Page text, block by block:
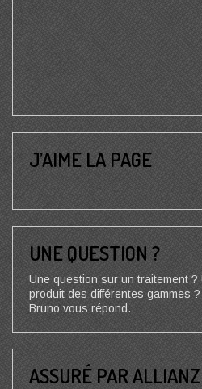
J’AIME LA PAGE
UNE QUESTION ?
Une question sur un traitement
produit des différentes gammes
Bruno vous répond.
ASSURÉ PAR ALLIANZ